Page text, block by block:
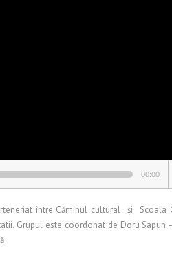
00:00
între Căminul cultural și Scoala
Grupul este coordonat de Doru Sapun